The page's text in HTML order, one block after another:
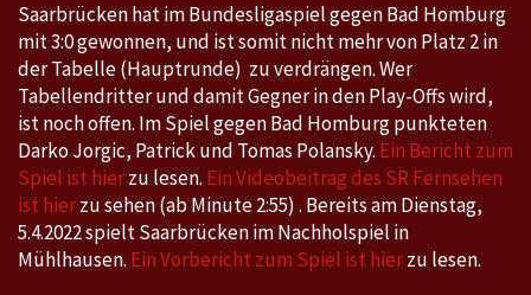
Saarbrücken hat im Bundesligaspiel gegen Bad Homburg
mit 3:0 gewonnen, und ist somit nicht mehr von Platz 2 in
der Tabelle (Hauptrunde) zu verdrängen. Wer
Tabellendritter und damit Gegner in den Play-Offs wird,
ist noch offen. Im Spiel gegen Bad Homburg punkteten
Darko Jorgic, Patrick und Tomas Polansky. Ein Bericht zum
Spiel ist hierzu lesen. Ein Videobeitrag des SR Fernsehen
ist hierzu sehen (ab Minute 2:55) . Bereits am Dienstag,
5.4.2022 spielt Saarbrücken im Nachholspiel in
Mühlhausen. Ein Vorbericht zum Spiel ist hierzu lesen.